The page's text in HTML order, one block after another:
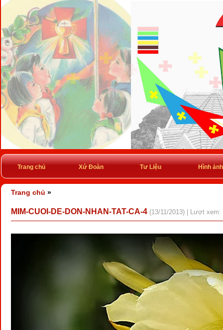
Trang chủ Xứ Đoàn Tư Liệu Hình ảnh
Trang chủ »
MIM-CUOI-DE-DON-NHAN-TAT-CA-4 (13/11/2013) | Lượt